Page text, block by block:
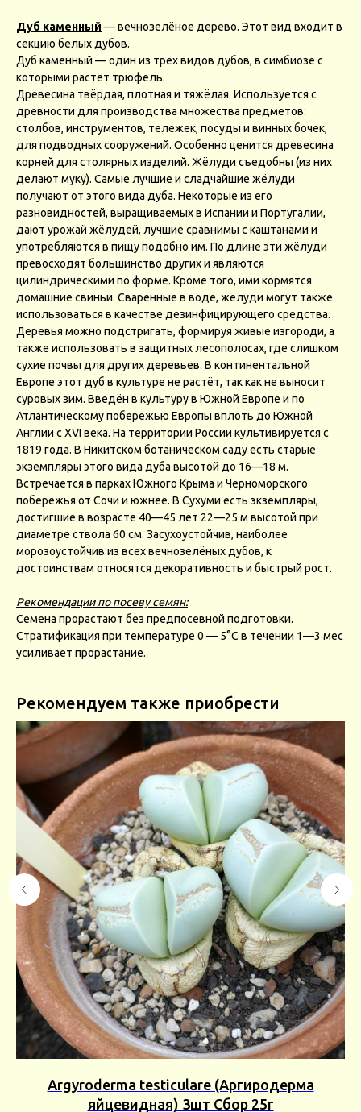
Дуб каменный — вечнозелёное дерево. Этот вид входит в
секцию белых дубов.
Дуб каменный — один из трёх видов дубов, в симбиозе с
которыми растёт трюфель.
Древесина твёрдая, плотная и тяжёлая. Используется с
древности для производства множества предметов:
столбов, инструментов, тележек, посуды и винных бочек,
для подводных сооружений. Особенно ценится древесина
корней для столярных изделий. Жёлуди съедобны (из них
делают муку). Самые лучшие и сладчайшие жёлуди
получают от этого вида дуба. Некоторые из его
разновидностей, выращиваемых в Испании и Португалии,
дают урожай жёлудей, лучшие сравнимы с каштанами и
употребляются в пищу подобно им. По длине эти жёлуди
превосходят большинство других и являются
цилиндрическими по форме. Кроме того, ими кормятся
домашние свиньи. Сваренные в воде, жёлуди могут также
использоваться в качестве дезинфицирующего средства.
Деревья можно подстригать, формируя живые изгороди, а
также использовать в защитных лесополосах, где слишком
сухие почвы для других деревьев. В континентальной
Европе этот дуб в культуре не растёт, так как не выносит
суровых зим. Введён в культуру в Южной Европе и по
Атлантическому побережью Европы вплоть до Южной
Англии с XVI века. На территории России культивируется с
1819 года. В Никитском ботаническом саду есть старые
экземпляры этого вида дуба высотой до 16—18 м.
Встречается в парках Южного Крыма и Черноморского
побережья от Сочи и южнее. В Сухуми есть экземпляры,
достигшие в возрасте 40—45 лет 22—25 м высотой при
диаметре ствола 60 см. Засухоустойчив, наиболее
морозоустойчив из всех вечнозелёных дубов, к
достоинствам относятся декоративность и быстрый рост.
Рекомендации по посеву семян:
Семена прорастают без предпосевной подготовки.
Стратификация при температуре 0 — 5°С в течении 1—3 мес
усиливает прорастание.
Рекомендуем также приобрести
Argyroderma testiculare (Аргиродерма
яйцевидная) 3шт Сбор 25г